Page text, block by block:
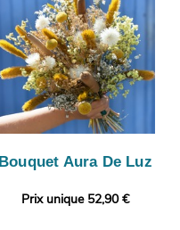
Bouquet Aura De Luz
Prix unique 52,90 €